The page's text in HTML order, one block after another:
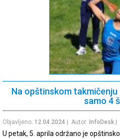
Na opštinskom
samo 4
Objavljeno: 12.04.2024 | Autor: InfoDesk |
U petak, 5. aprila održano je